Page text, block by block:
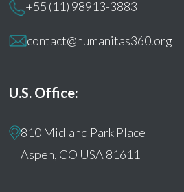
+55 (11) 98913-3883
contact@humanitas360.org
U.S. Office:
810 Midland Park Place
Aspen, CO USA 81611